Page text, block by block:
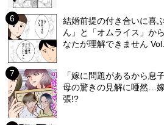
結婚前提の付き合いに喜
ん」と「オムライス」か
なたが理解できません
「嫁に問題があるから息
母の驚きの見解に唖然…
張!?